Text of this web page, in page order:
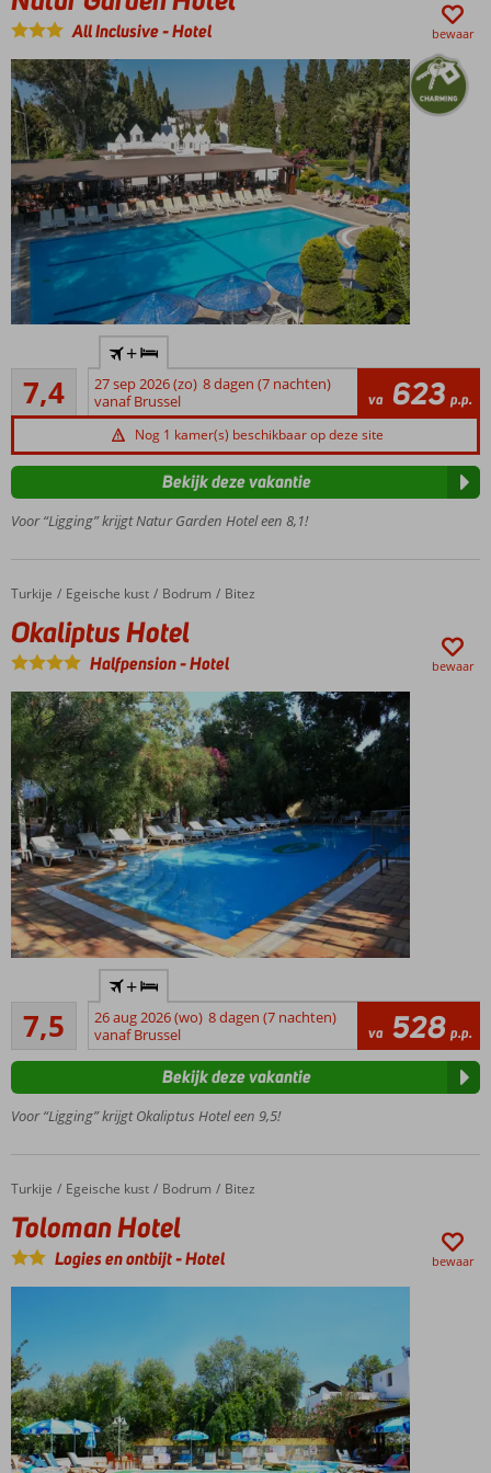
All Inclusive-Hotel bewaar
strand
Heerlijk
buffetrestaurant
O.b.v. All
Groot
zwembad
7,4
Voldoende/goed
16
beoordelingen
+
27 sep 2026 (zo) 8 dagen (7 nachten)
vanaf Brussel
va 623 p.p.
Nog 1 kamer(s) beschikbaar op deze site
Voor “Ligging” krijgt Natur Garden Hotel een 8,1!
Bekijk deze vakantie
Home
Turkije Egeische kust Bodrum Bitez
Okaliptus Hotel
Okaliptus Hotel
Halfpension-Hotel bewaar
direct aan
de
boulevard
carterestaurant
7,5
43
beoordelingen
+
26 aug 2026 (wo) 8 dagen (7 nachten)
vanaf Brussel
va 528 p.p.
Voor “Ligging” krijgt Okaliptus Hotel een 9,5!
Bekijk deze vakantie
Home
Turkije Egeische kust Bodrum Bitez
Toloman Hotel
Toloman Hotel
Logies en ontbijt-Hotel bewaar